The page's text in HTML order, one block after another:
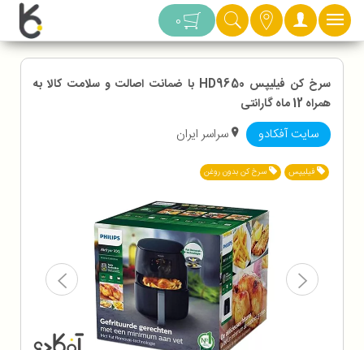
دسته بندی 0
سرخ کن فیلیپس HD9650 با ضمانت اصالت و سلامت کالا به
همراه 12 ماه گارانتی
سایت آفکادو سراسر ایران
فیلیپس سرخ کن بدون روغن